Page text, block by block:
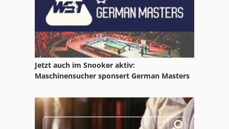
Claas Lexion 600 Tt
Claas Liner 1650
Claas Liner 500
Claas Pu 300
Claas Volto 77
Jetzt auch im Snooker aktiv:
Maschinensucher sponsert German Masters